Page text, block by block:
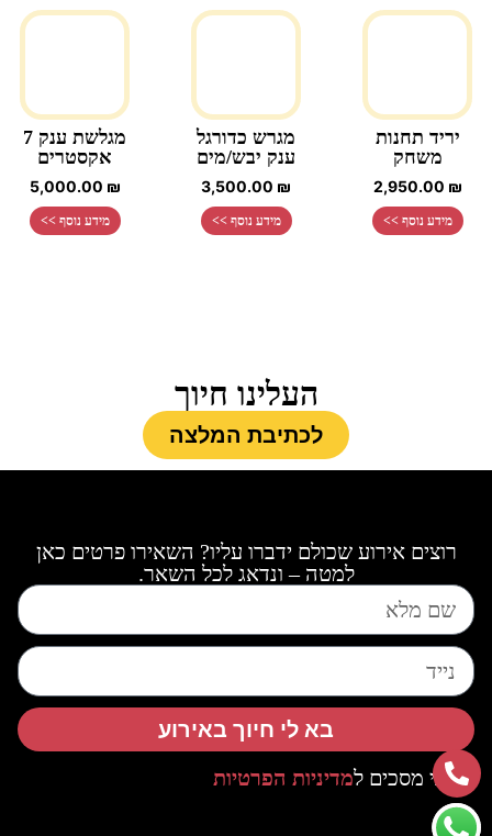
יריד תחנות
משחק
2,950.00 ₪
מידע נוסף >>
מגרש כדורגל
ענק יבש/מים
3,500.00 ₪
מידע נוסף >>
מגלשת ענק 7
אקסטרים
5,000.00 ₪
מידע נוסף >>
העלינו חיוך
לכתיבת המלצה
רוצים אירוע שכולם ידברו עליו? השאירו פרטים כאן
למטה – ונדאג לכל השאר.
אני מסכים למדיניות הפרטיות
בא לי חיוך באירוע